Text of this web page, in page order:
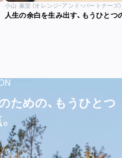
小山 薫堂 (オレンジ・アンド・パートナーズ)
人生の余白を生み出す、もうひとつ
ための、もうひとつ